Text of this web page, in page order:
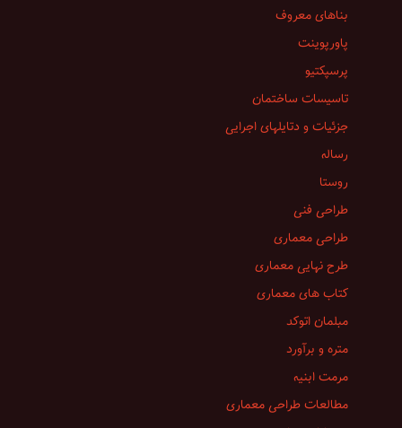
بناهای معروف
پاورپوینت
پرسپکتیو
تاسیسات ساختمان
جزئیات و دتایلهای اجرایی
رساله
روستا
طراحی فنی
طراحی معماری
طرح نهایی معماری
کتاب های معماری
مبلمان اتوکد
متره و برآورد
مرمت ابنیه
مطالعات طراحی معماری